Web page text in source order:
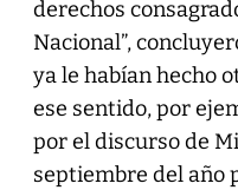
derechos
Nacional”,
ya le habían hecho
ese sentido, por
por el discurso de
septiembre del año